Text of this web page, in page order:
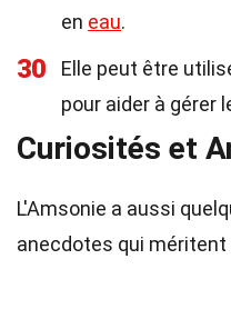
en eau.
30
Elle peut être
pour aider à gérer
Curiosités et
L'Amsonie a aussi
anecdotes qui